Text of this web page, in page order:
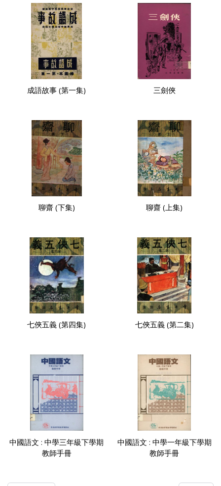
成語故事 (第一集) 三劍俠
聊齋 (下集) 聊齋 (上集)
七俠五義 (第四集) 七俠五義 (第二集)
中國語文 : 中學三年級下學期
教師手冊
中國語文 : 中學一年級下學期
教師手冊